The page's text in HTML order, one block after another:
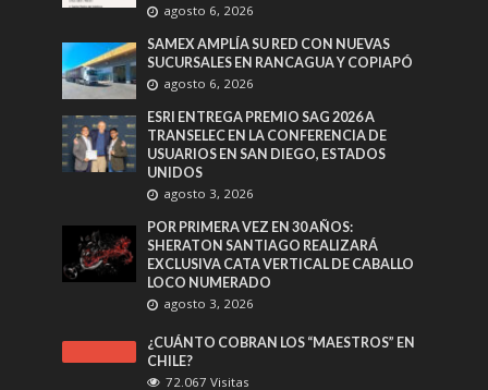
agosto 6, 2026
SAMEX AMPLÍA SU RED CON NUEVAS
SUCURSALES EN RANCAGUA Y COPIAPÓ
agosto 6, 2026
ESRI ENTREGA PREMIO SAG 2026 A
TRANSELEC EN LA CONFERENCIA DE
USUARIOS EN SAN DIEGO, ESTADOS
UNIDOS
agosto 3, 2026
POR PRIMERA VEZ EN 30 AÑOS:
SHERATON SANTIAGO REALIZARÁ
EXCLUSIVA CATA VERTICAL DE CABALLO
LOCO NUMERADO
agosto 3, 2026
¿CUÁNTO COBRAN LOS “MAESTROS” EN
CHILE?
72.067 Visitas